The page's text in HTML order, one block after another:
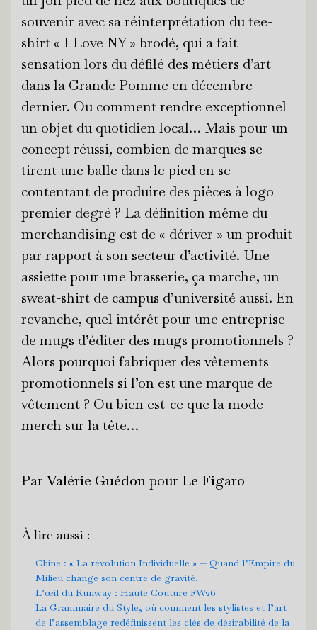
souvenir avec sa réinterprétation du tee-
shirt « I Love NY » brodé, qui a fait
sensation lors du défilé des métiers d’art
dans la Grande Pomme en décembre
dernier. Ou comment rendre exceptionnel
un objet du quotidien local… Mais pour un
concept réussi, combien de marques se
tirent une balle dans le pied en se
contentant de produire des pièces à logo
premier degré ? La définition même du
merchandising est de « dériver » un produit
par rapport à son secteur d’activité. Une
assiette pour une brasserie, ça marche, un
sweat-shirt de campus d’université aussi. En
revanche, quel intérêt pour une entreprise
de mugs d’éditer des mugs promotionnels ?
Alors pourquoi fabriquer des vêtements
promotionnels si l’on est une marque de
vêtement ? Ou bien est-ce que la mode
merch sur la tête…
ParValérie Guédonpour Le Figaro
À lire aussi :
Chine : « La révolution Individuelle » — Quand l’Empire du
Milieu change son centre de gravité.
L’œil du Runway : Haute Couture FW26
La Grammaire du Style, où comment les stylistes et l’art
de l’assemblage redéfinissent les clés de désirabilité de la